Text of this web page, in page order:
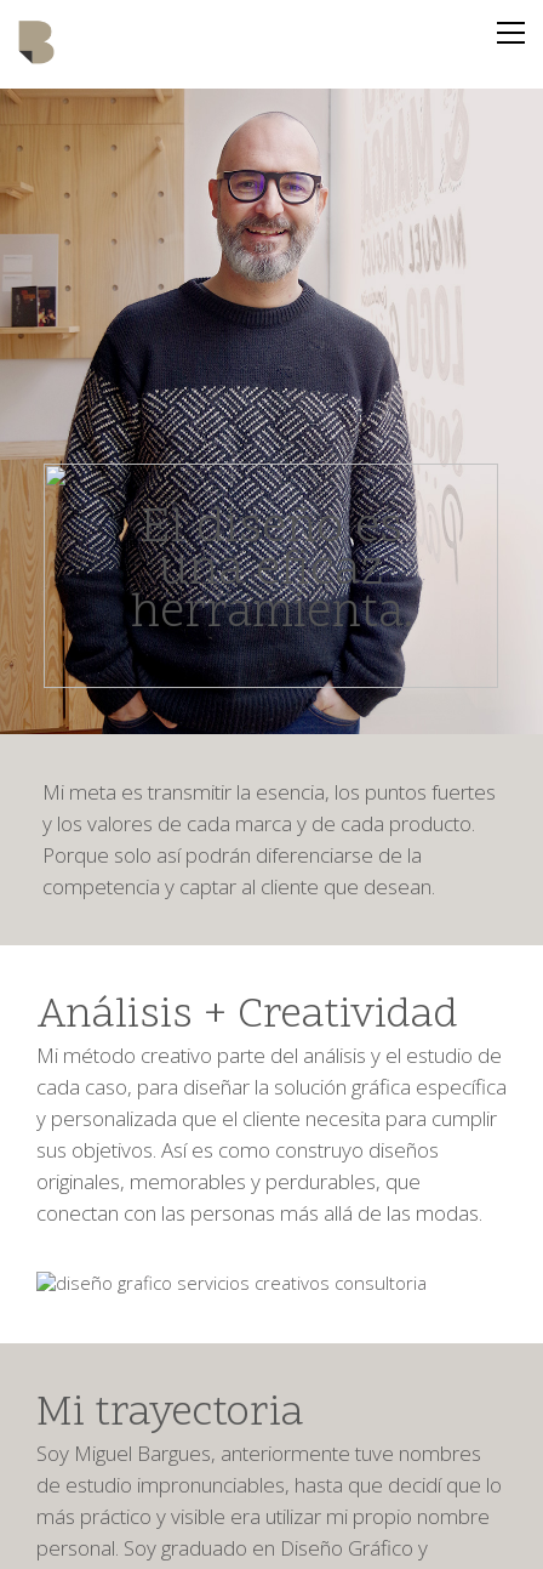
El diseño es
una eficaz
herramienta.
Mi meta es transmitir la esencia, los puntos fuertes
y los valores de cada marca y de cada producto.
Porque solo así podrán diferenciarse de la
competencia y captar al cliente que desean.
Análisis + Creatividad
Mi método creativo parte del análisis y el estudio de
cada caso, para diseñar la solución gráfica específica
y personalizada que el cliente necesita para cumplir
sus objetivos. Así es como construyo diseños
originales, memorables y perdurables, que
conectan con las personas más allá de las modas.
Mi trayectoria
Soy Miguel Bargues, anteriormente tuve nombres
de estudio impronunciables, hasta que decidí que lo
más práctico y visible era utilizar mi propio nombre
personal. Soy graduado en Diseño Gráfico y